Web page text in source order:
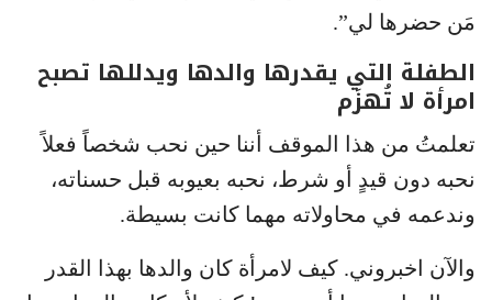
مَن حضرها لي”.
الطفلة التي يقدرها والدها ويدللها تصبح
امرأة لا تُهزَم
تعلمتُ من هذا الموقف أننا حين نحب شخصاً فعلاً
نحبه دون قيدٍ أو شرط، نحبه بعيوبه قبل حسناته،
وندعمه في محاولاته مهما كانت بسيطة.
والآن اخبروني. كيف لامرأة كان والدها بهذا القدر